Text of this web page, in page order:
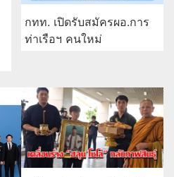
กทท. เปิดรับสมัครผอ.การ
ท่าเรือฯ คนใหม่